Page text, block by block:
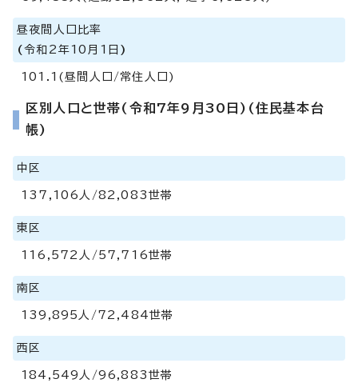
昼夜間人口比率
(令和2年10月1日 )
101.1(昼間人口/常住人口)
区別人口と世帯(令和7年9月30日)(住民基本台
帳)
中区
137,106人/82,083世帯
東区
116,572人/57,716世帯
南区
139,895人/72,484世帯
西区
184,549人/96,883世帯